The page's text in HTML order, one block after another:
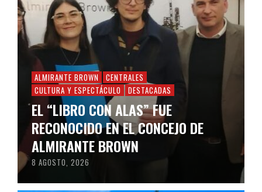
ALMIRANTE BROWN
CENTRALES
CULTURA Y ESPECTÁCULO
DESTACADAS
EL “LIBRO CON ALAS” FUE
RECONOCIDO EN EL CONCEJO DE
ALMIRANTE BROWN
8 AGOSTO, 2026